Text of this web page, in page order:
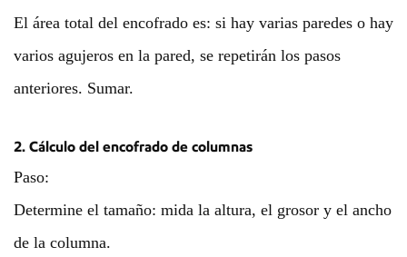
El área total del encofrado es: si hay varias paredes o hay
varios agujeros en la pared, se repetirán los pasos
anteriores. Sumar.
2. Cálculo del encofrado de columnas
Paso:
Determine el tamaño: mida la altura, el grosor y el ancho
de la columna.